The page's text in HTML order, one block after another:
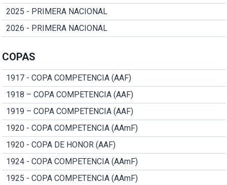
2025 - PRIMERA NACIONAL
2026 - PRIMERA NACIONAL
COPAS
1917 - COPA COMPETENCIA (AAF)
1918 – COPA COMPETENCIA (AAF)
1919 – COPA COMPETENCIA (AAF)
1920 - COPA COMPETENCIA (AAmF)
1920 - COPA DE HONOR (AAF)
1924 - COPA COMPETENCIA (AAmF)
1925 - COPA COMPETENCIA (AAmF)